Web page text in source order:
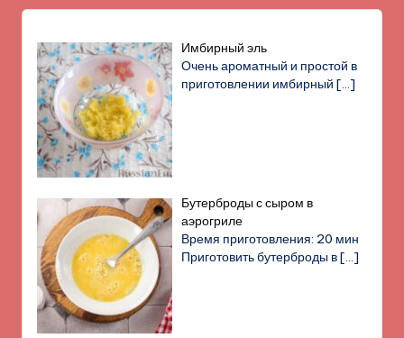
Имбирный эль
Очень ароматный и простой в
приготовлении имбирный[…]
Бутерброды с сыром в
аэрогриле
Время приготовления: 20 мин
Приготовить бутерброды в[…]